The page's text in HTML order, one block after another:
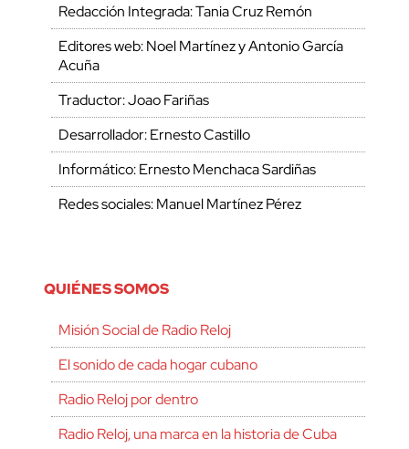
Redacción Integrada: Tania Cruz Remón
Editores web: Noel Martínez y Antonio García
Acuña
Traductor: Joao Fariñas
Desarrollador: Ernesto Castillo
Informático: Ernesto Menchaca Sardiñas
Redes sociales: Manuel Martínez Pérez
QUIÉNES SOMOS
Misión Social de Radio Reloj
El sonido de cada hogar cubano
Radio Reloj por dentro
Radio Reloj, una marca en la historia de Cuba